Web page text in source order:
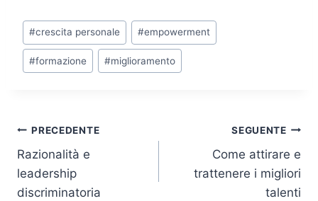
k
e
dI
c
e
b
k
itt
er
at
s
A
p
y
Li
ai
l
Tag
articolo:
#crescita personale #empowerment
#formazione #miglioramento
Navigazione
articoli
PRECEDENTE
Razionalità e
leadership
discriminatoria
SEGUENTE
Come attirare e
trattenere i migliori
talenti